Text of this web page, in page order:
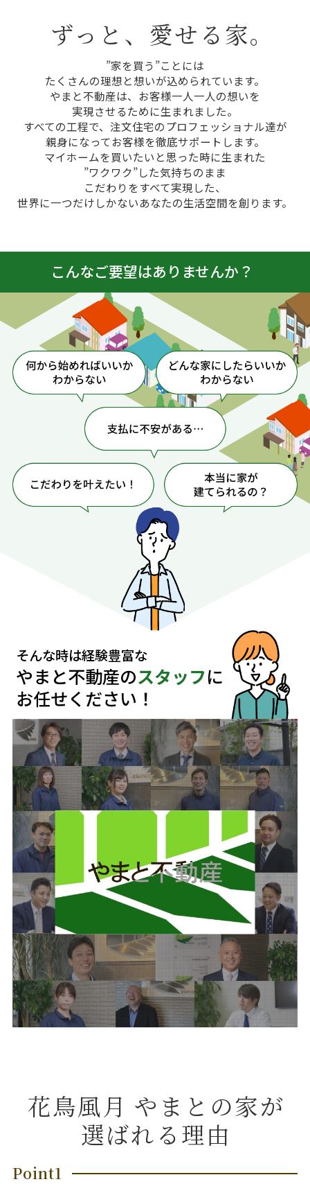
ずっと、愛せる家。
”家を買う”ことには
たくさんの理想と想いが込められています。
やまと不動産は、お客様一人一人の想いを
実現させるために生まれました。
すべての工程で、注文住宅のプロフェッショナル達が
親身になってお客様を徹底サポートします。
マイホームを買いたいと思った時に生まれた
”ワクワク”した気持ちのまま
こだわりをすべて実現した、
世界に一つだけしかないあなたの生活空間を創ります。
こんなご要望はありませんか？
そんな時は経験豊富な
やまと不動産のスタッフに
お任せください！
花鳥風月 やまとの家が
選ばれる理由
Point1